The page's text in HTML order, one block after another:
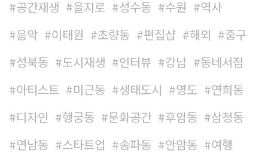
공간재생
을지로 성수동 수원
역사
음악
이태원 초량동 편집샵 해외
중구
성북동
도시재생 인터뷰 강남
동네서점
아티스트
미근동 생태도시 영도
연희동
디자인
행궁동 문화공간 후암동
삼청동
연남동
스타트업 송파동 안암동 여행